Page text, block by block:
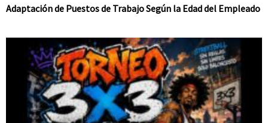
Adaptación de Puestos de Trabajo Según la Edad del Empleado